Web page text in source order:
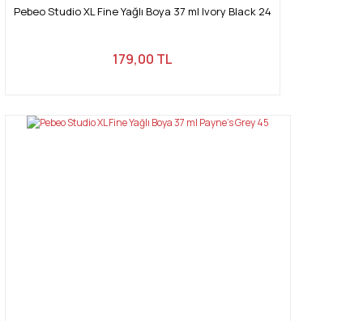
Pebeo Studio XL Fine Yağlı Boya 37 ml Ivory Black 24
179,00 TL